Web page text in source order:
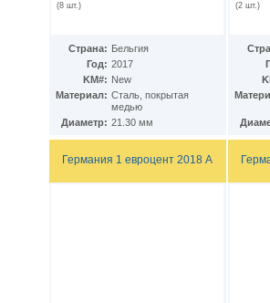
(8 шт.)
Страна: Бельгия
Год: 2017
KM#: New
Материал: Сталь, покрытая
медью
Диаметр: 21.30 мм
(2 шт.)
Германия 1 евроцент 2018 A